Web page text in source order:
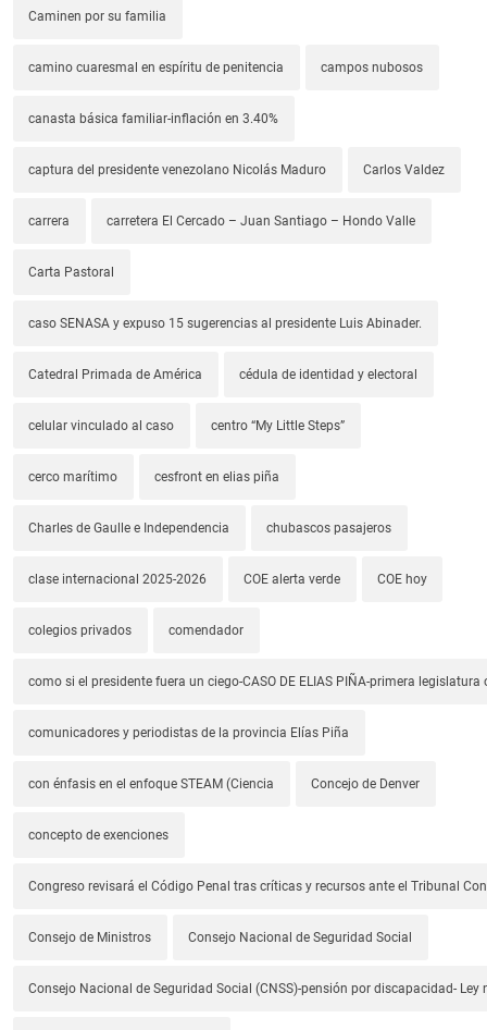
Caminen por su familia
camino cuaresmal en espíritu de penitencia campos nubosos
canasta básica familiar-inflación en 3.40%
captura del presidente venezolano Nicolás Maduro Carlos Valdez
carrera carretera El Cercado – Juan Santiago – Hondo Valle
Carta Pastoral
caso SENASA y expuso 15 sugerencias al presidente Luis Abinader.
Catedral Primada de América cédula de identidad y electoral
celular vinculado al caso centro “My Little Steps”
cerco marítimo cesfront en elias piña
Charles de Gaulle e Independencia chubascos pasajeros
clase internacional 2025-2026 COE alerta verde COE hoy
colegios privados comendador
como si el presidente fuera un ciego-CASO DE ELIAS PIÑA-primera legislatura
comunicadores y periodistas de la provincia Elías Piña
con énfasis en el enfoque STEAM (Ciencia Concejo de Denver
concepto de exenciones
Congreso revisará el Código Penal tras críticas y recursos ante el Tribunal
Consejo de Ministros Consejo Nacional de Seguridad Social
Consejo Nacional de Seguridad Social (CNSS)-pensión por discapacidad- Ley